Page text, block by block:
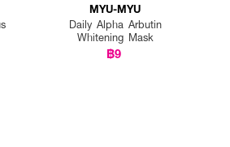
MYU-MYU
Daily Alpha Arbutin
Whitening Mask
฿9